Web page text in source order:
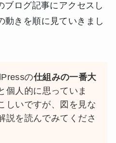
ブログ記事にアクセスし
動きを順に見ていきまし
の仕組みの一番大
個人的に思っていま
しいですが、図を見な
説を読んでみてくださ